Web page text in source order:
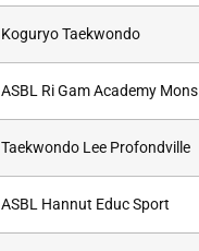
Koguryo Taekwondo
ASBL Ri Gam Academy Mons
Taekwondo Lee Profondville
ASBL Hannut Educ Sport